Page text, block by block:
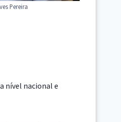
Pereira
nível nacional e